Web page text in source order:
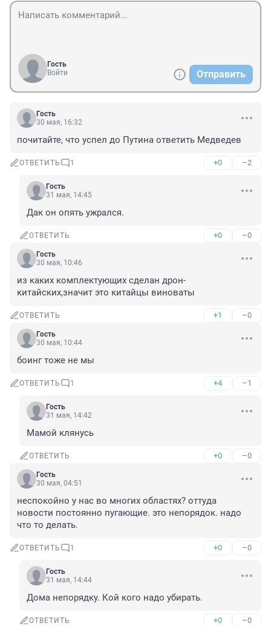
Гость
Войти
Отправить
Гость
30 мая, 16:32
почитайте, что успел до Путина ответить Медведев
ОТВЕТИТЬ 1 +0 –2
Гость
31 мая, 14:45
Дак он опять ужрался.
ОТВЕТИТЬ +0 –0
Гость
30 мая, 10:46
из каких комплектующих сделан дрон-
китайских,значит это китайцы виноваты
ОТВЕТИТЬ +1 –0
Гость
30 мая, 10:44
боинг тоже не мы
ОТВЕТИТЬ 1 +4 –1
Гость
31 мая, 14:42
Мамой клянусь
ОТВЕТИТЬ +0 –0
Гость
30 мая, 04:51
неспокойно у нас во многих областях? оттуда
новости постоянно пугающие. это непорядок. надо
что то делать.
ОТВЕТИТЬ 1 +0 –0
Гость
31 мая, 14:44
Дома непорядку. Кой кого надо убирать.
ОТВЕТИТЬ +0 –0